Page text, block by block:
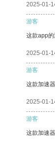
2025-01-
游客
这款app的
2025-01-
游客
这款加速
2025-01-
游客
这款加速